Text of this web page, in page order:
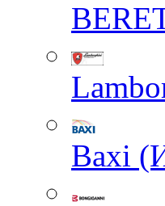
Baxi